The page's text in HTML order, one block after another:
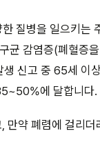
질병을 일으키는
균 감염증(폐혈증
신고 중 65세 이
에 달합니다.
만약 폐렴에 걸리